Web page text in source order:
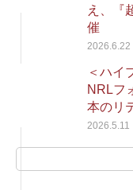
え、『
催
2026.6.22
＜ハイ
NRLフ
本のリ
2026.5.11